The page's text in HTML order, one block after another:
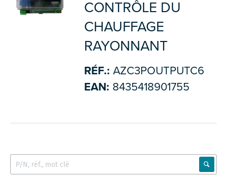
CONTRÔLE DU
CHAUFFAGE
RAYONNANT
RÉF.: AZC3POUTPUTC6
EAN: 8435418901755